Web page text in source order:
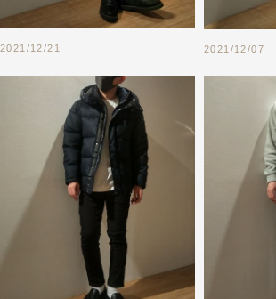
2021/12/21 2021/12/07